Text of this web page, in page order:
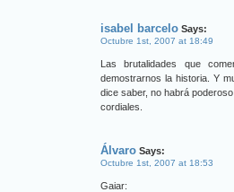
isabel barcelo Says:
Octubre 1st, 2007 at 18:49
Las brutalidades que
demostrarnos la historia. Y
dice saber, no habrá
cordiales.
Álvaro Says:
Octubre 1st, 2007 at 18:53
Gaiar: